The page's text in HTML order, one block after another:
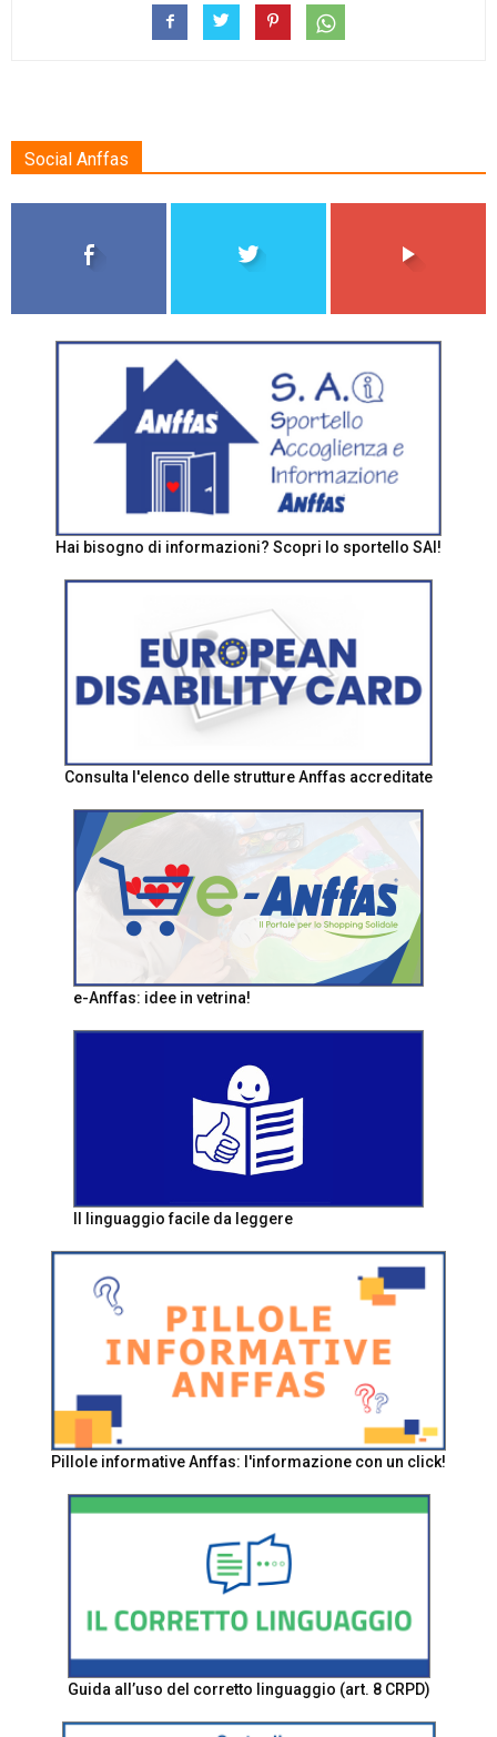
Social Anffas
Hai bisogno di informazioni? Scopri lo sportello SAI!
Consulta l'elenco delle strutture Anffas accreditate
e-Anffas: idee in vetrina!
Il linguaggio facile da leggere
Pillole informative Anffas: l'informazione con un click!
Guida all’uso del corretto linguaggio (art. 8 CRPD)